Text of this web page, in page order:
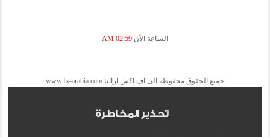
الساعة الآن 02:59 AM
جميع الحقوق محفوظة الى اف اكس ارابيا www.fx-arabia.com
تحذير المخاطرة